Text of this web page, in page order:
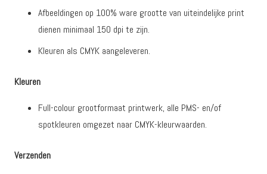
Afbeeldingen op 100% ware grootte van uiteindelijke print
dienen minimaal 150 dpi te zijn.
Kleuren als CMYK aangeleveren.
Kleuren
Full-colour grootformaat printwerk, alle PMS- en/of
spotkleuren omgezet naar CMYK-kleurwaarden.
Verzenden